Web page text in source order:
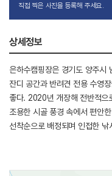
직접 찍은 사진을 등록해 주세요.
상세정보
은하수캠핑장은 경기도 양주시
잔디 공간과 반려견 전용 수영
좋다. 2020년 개장해 전반적으
조용한 시골 풍경 속에서 편안
선착순으로 배정되며 인접한
있으며 공용 화장실과 샤워실,